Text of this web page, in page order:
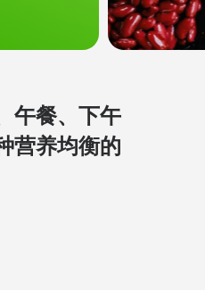
午餐、下午
营养均衡的